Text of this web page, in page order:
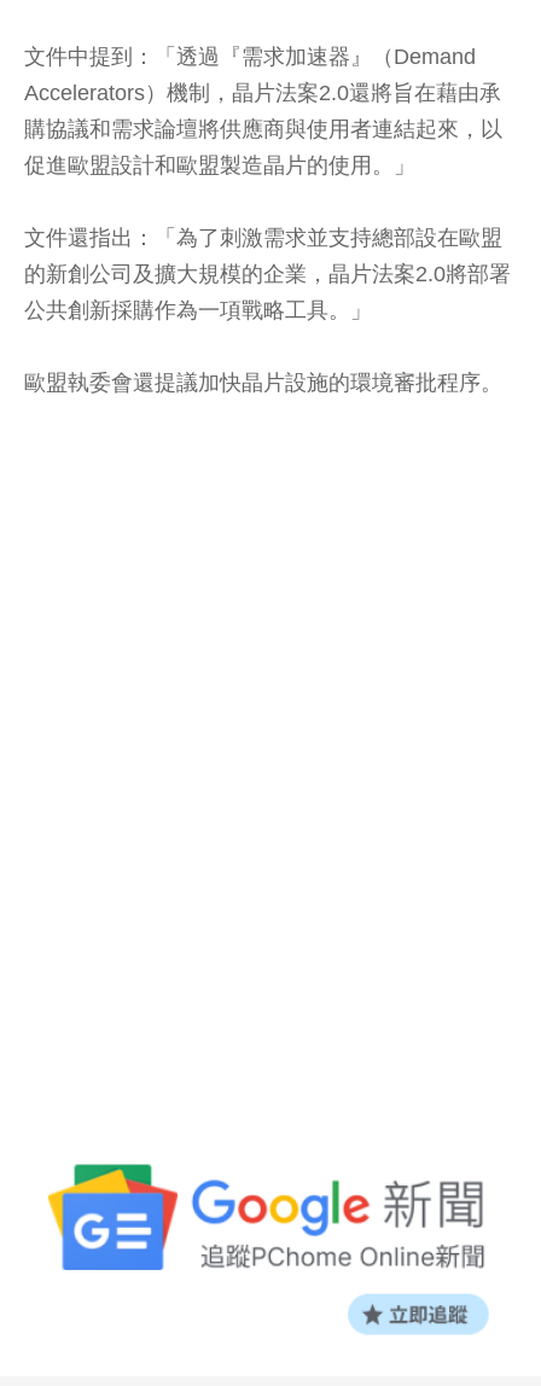
文件中提到：「透過『需求加速器』（Demand
Accelerators）機制，晶片法案2.0還將旨在藉由承
購協議和需求論壇將供應商與使用者連結起來，以
促進歐盟設計和歐盟製造晶片的使用。」
文件還指出：「為了刺激需求並支持總部設在歐盟
的新創公司及擴大規模的企業，晶片法案2.0將部署
公共創新採購作為一項戰略工具。」
歐盟執委會還提議加快晶片設施的環境審批程序。